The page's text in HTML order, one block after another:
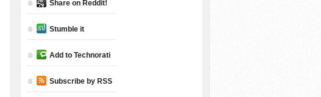
Share on Reddit!
Stumble it
Add to Technorati
Subscribe by RSS